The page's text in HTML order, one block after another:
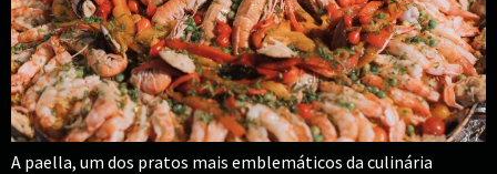
A paella, um dos pratos mais emblemáticos da culinária